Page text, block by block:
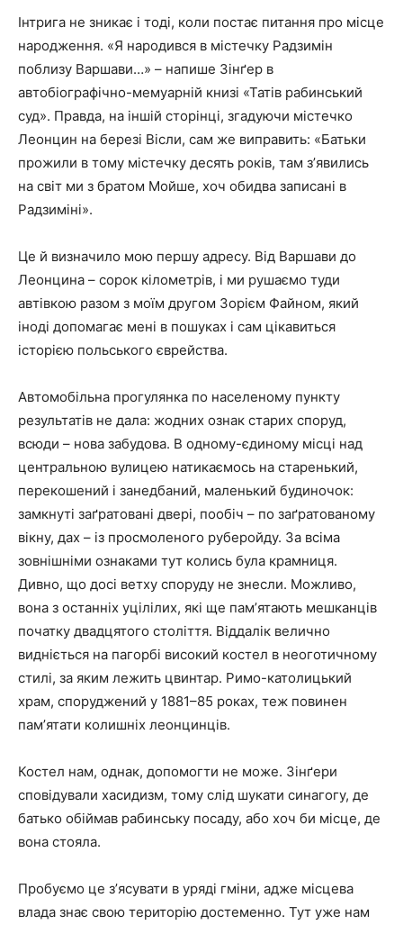
Інтрига не зникає і тоді, коли постає питання про місце
народження. «Я народився в містечку Радзимін
поблизу Варшави…» – напише Зінґер в
автобіографічно-мемуарній книзі «Татів рабинський
суд». Правда, на іншій сторінці, згадуючи містечко
Леонцин на березі Вісли, сам же виправить: «Батьки
прожили в тому містечку десять років, там зʼявились
на світ ми з братом Мойше, хоч обидва записані в
Радзиміні».
Це й визначило мою першу адресу. Від Варшави до
Леонцина – сорок кілометрів, і ми рушаємо туди
автівкою разом з моїм другом Зорієм Файном, який
іноді допомагає мені в пошуках і сам цікавиться
історією польського єврейства.
Автомобільна прогулянка по населеному пункту
результатів не дала: жодних ознак старих споруд,
всюди – нова забудова. В одному-єдиному місці над
центральною вулицею натикаємось на старенький,
перекошений і занедбаний, маленький будиночок:
замкнуті заґратовані двері, пообіч – по заґратованому
вікну, дах – із просмоленого руберойду. За всіма
зовнішніми ознаками тут колись була крамниця.
Дивно, що досі ветху споруду не знесли. Можливо,
вона з останніх уцілілих, які ще памʼятають мешканців
початку двадцятого століття. Віддалік велично
видніється на пагорбі високий костел в неоготичному
стилі, за яким лежить цвинтар. Римо-католицький
храм, споруджений у 1881–85 роках, теж повинен
памʼятати колишніх леонцинців.
Костел нам, однак, допомогти не може. Зінґери
сповідували хасидизм, тому слід шукати синагогу, де
батько обіймав рабинську посаду, або хоч би місце, де
вона стояла.
Пробуємо це зʼясувати в уряді гміни, адже місцева
влада знає свою територію достеменно. Тут уже нам